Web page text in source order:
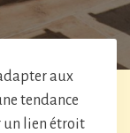
aux
tendance
un lien étroit